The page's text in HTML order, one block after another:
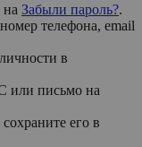
Забыли пароль?.
телефона, email
в
или письмо на
его в